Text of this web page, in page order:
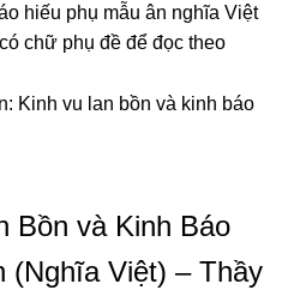
hiếu phụ mẫu ân nghĩa Việt
chữ phụ đề để đọc theo
Kinh vu lan bồn và kinh báo
Bồn và Kinh Báo
(Nghĩa Việt) – Thầy